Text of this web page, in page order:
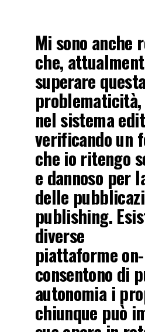
Mi sono anche
che,
superare
problematicità,
nel sistema
verificando un
che io ritengo
e dannoso per
delle
publishing.
diverse
piattaforme
consentono di
autonomia i
chiunque può